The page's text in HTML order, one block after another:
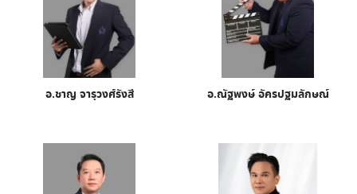
อ.ชาญ จารุวงศ์รังสี อ.ณัฐพงษ์ อัครปฐมลักษณ์